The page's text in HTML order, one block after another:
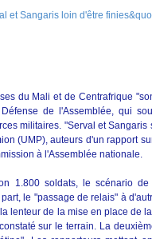
du Mali et de Centrafrique
de l'Assemblée, qui
militaires. "Serval et Sangaris
(UMP), auteurs d'un rapport
à l'Assemblée nationale.
1.800 soldats, le scénario
le "passage de relais" à
lenteur de la mise en place de
sur le terrain. La